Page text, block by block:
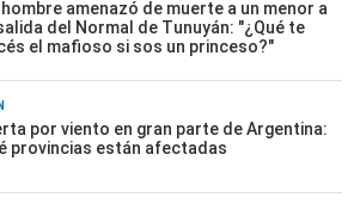
hombre amenazó de muerte a un menor a
del Normal de Tunuyán: "¿Qué te
el mafioso si sos un princeso?"
por viento en gran parte de Argentina:
provincias están afectadas